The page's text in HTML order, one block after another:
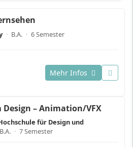
· B.A. · 6 Semester
Mehr Infos
– Animation/VFX
für Design und
B.A. · 7 Semester